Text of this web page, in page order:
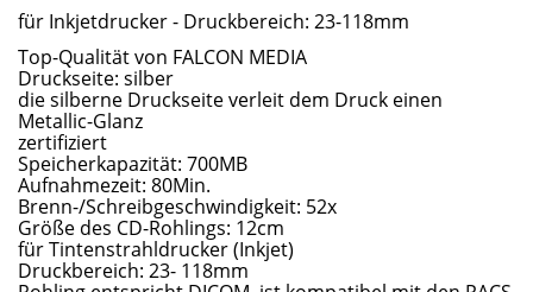
für Inkjetdrucker - Druckbereich: 23-118mm
Top-Qualität von FALCON MEDIA
Druckseite: silber
die silberne Druckseite verleit dem Druck einen
Metallic-Glanz
zertifiziert
Speicherkapazität: 700MB
Aufnahmezeit: 80Min.
Brenn-/Schreibgeschwindigkeit: 52x
Größe des CD-Rohlings: 12cm
für Tintenstrahldrucker (Inkjet)
Druckbereich: 23- 118mm